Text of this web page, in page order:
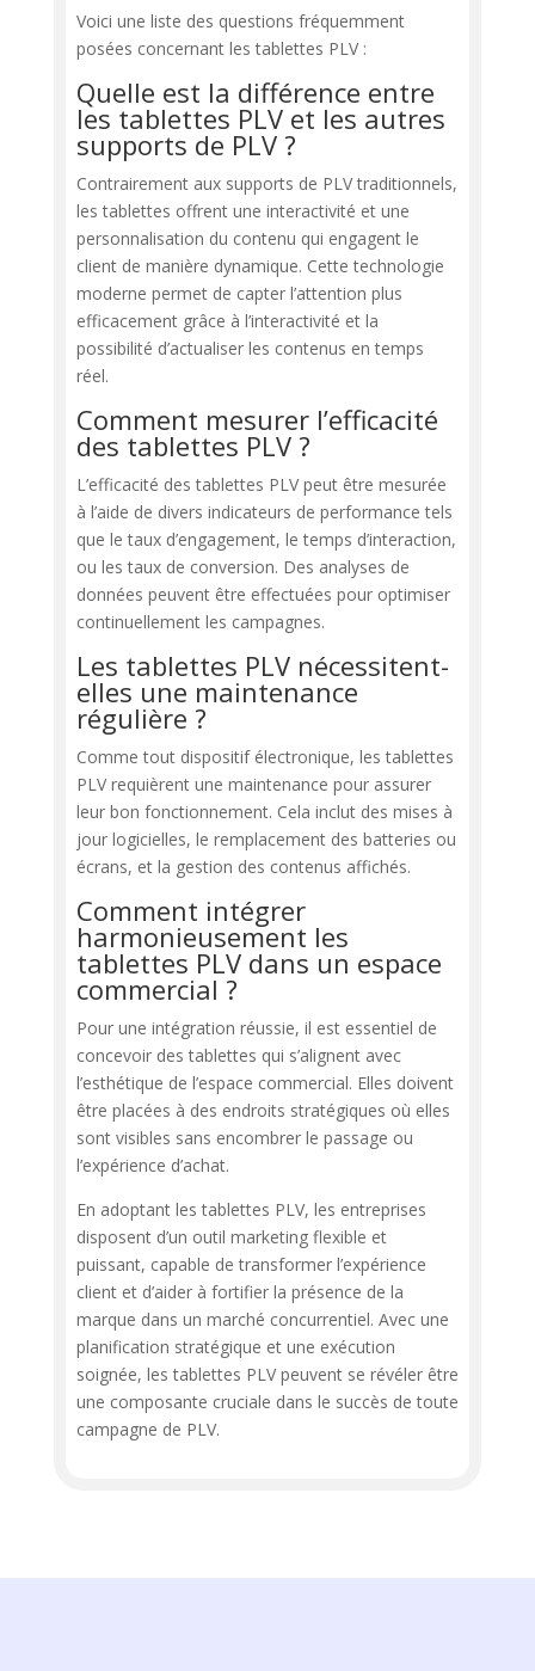
Voici une liste des questions fréquemment
posées concernant les tablettes PLV :
Quelle est la différence entre
les tablettes PLV et les autres
supports de PLV ?
Contrairement aux supports de PLV traditionnels,
les tablettes offrent une interactivité et une
personnalisation du contenu qui engagent le
client de manière dynamique. Cette technologie
moderne permet de capter l’attention plus
efficacement grâce à l’interactivité et la
possibilité d’actualiser les contenus en temps
réel.
Comment mesurer l’efficacité
des tablettes PLV ?
L’efficacité des tablettes PLV peut être mesurée
à l’aide de divers indicateurs de performance tels
que le taux d’engagement, le temps d’interaction,
ou les taux de conversion. Des analyses de
données peuvent être effectuées pour optimiser
continuellement les campagnes.
Les tablettes PLV nécessitent-
elles une maintenance
régulière ?
Comme tout dispositif électronique, les tablettes
PLV requièrent une maintenance pour assurer
leur bon fonctionnement. Cela inclut des mises à
jour logicielles, le remplacement des batteries ou
écrans, et la gestion des contenus affichés.
Comment intégrer
harmonieusement les
tablettes PLV dans un espace
commercial ?
Pour une intégration réussie, il est essentiel de
concevoir des tablettes qui s’alignent avec
l’esthétique de l’espace commercial. Elles doivent
être placées à des endroits stratégiques où elles
sont visibles sans encombrer le passage ou
l’expérience d’achat.
En adoptant les tablettes PLV, les entreprises
disposent d’un outil marketing flexible et
puissant, capable de transformer l’expérience
client et d’aider à fortifier la présence de la
marque dans un marché concurrentiel. Avec une
planification stratégique et une exécution
soignée, les tablettes PLV peuvent se révéler être
une composante cruciale dans le succès de toute
campagne de PLV.